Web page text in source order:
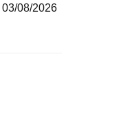
03/08/2026